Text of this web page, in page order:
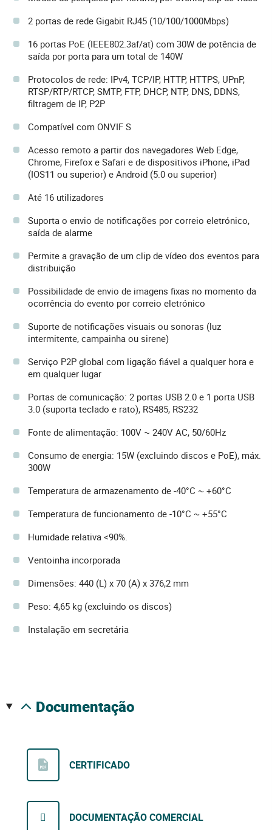
2 portas de rede Gigabit RJ45 (10/100/1000Mbps)
16 portas PoE (IEEE802.3af/at) com 30W de potência de
saída por porta para um total de 140W
Protocolos de rede: IPv4, TCP/IP, HTTP, HTTPS, UPnP,
RTSP/RTP/RTCP, SMTP, FTP, DHCP, NTP, DNS, DDNS,
filtragem de IP, P2P
Compatível com ONVIF S
Acesso remoto a partir dos navegadores Web Edge,
Chrome, Firefox e Safari e de dispositivos iPhone, iPad
(IOS11 ou superior) e Android (5.0 ou superior)
Até 16 utilizadores
Suporta o envio de notificações por correio eletrónico,
saída de alarme
Permite a gravação de um clip de vídeo dos eventos para
distribuição
Possibilidade de envio de imagens fixas no momento da
ocorrência do evento por correio eletrónico
Suporte de notificações visuais ou sonoras (luz
intermitente, campainha ou sirene)
Serviço P2P global com ligação fiável a qualquer hora e
em qualquer lugar
Portas de comunicação: 2 portas USB 2.0 e 1 porta USB
3.0 (suporta teclado e rato), RS485, RS232
Fonte de alimentação: 100V ~ 240V AC, 50/60Hz
Consumo de energia: 15W (excluindo discos e PoE), máx.
300W
Temperatura de armazenamento de -40°C ~ +60°C
Temperatura de funcionamento de -10°C ~ +55°C
Humidade relativa <90%.
Ventoinha incorporada
Dimensões: 440 (L) x 70 (A) x 376,2 mm
Peso: 4,65 kg (excluindo os discos)
Instalação em secretária
documentação
CERTIFICADO
DOCUMENTAÇÃO COMERCIAL